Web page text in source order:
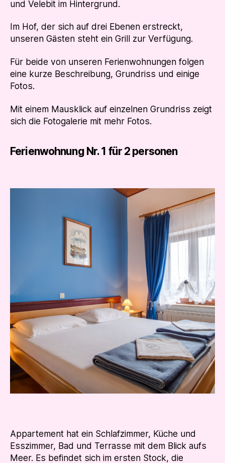
und Velebit im Hintergrund.
Im Hof, der sich auf drei Ebenen erstreckt,
unseren Gästen steht ein Grill zur Verfügung.
Für beide von unseren Ferienwohnungen folgen
eine kurze Beschreibung, Grundriss und einige
Fotos.
Mit einem Mausklick auf einzelnen Grundriss zeigt
sich die Fotogalerie mit mehr Fotos.
Ferienwohnung Nr. 1 für 2 personen
Appartement hat ein Schlafzimmer, Küche und
Esszimmer, Bad und Terrasse mit dem Blick aufs
Meer. Es befindet sich im ersten Stock, die